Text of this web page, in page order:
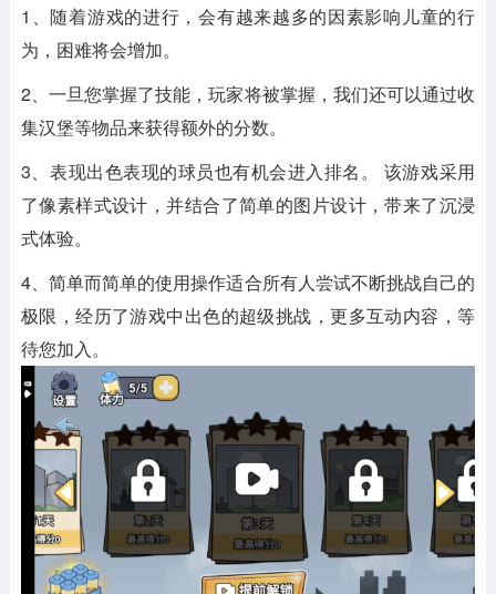
1、随着游戏的进行，会有越来越多的因素影响儿童的行
为，困难将会增加。
2、一旦您掌握了技能，玩家将被掌握，我们还可以通过收
集汉堡等物品来获得额外的分数。
3、表现出色表现的球员也有机会进入排名。 该游戏采用
了像素样式设计，并结合了简单的图片设计，带来了沉浸
式体验。
4、简单而简单的使用操作适合所有人尝试不断挑战自己的
极限，经历了游戏中出色的超级挑战，更多互动内容，等
待您加入。